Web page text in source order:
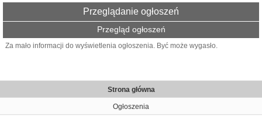
Przeglądanie ogłoszeń
Przegląd ogłoszeń
Za mało informacji do wyświetlenia ogłoszenia. Być może wygasło.
Strona główna
Ogłoszenia